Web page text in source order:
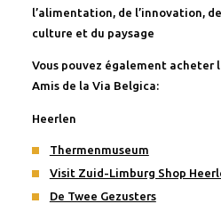
l’alimentation, de l’innovation,
culture et du paysage
Vous pouvez également acheter
Amis de la Via Belgica:
Heerlen
Thermenmuseum
Visit Zuid-Limburg Shop
De Twee Gezusters